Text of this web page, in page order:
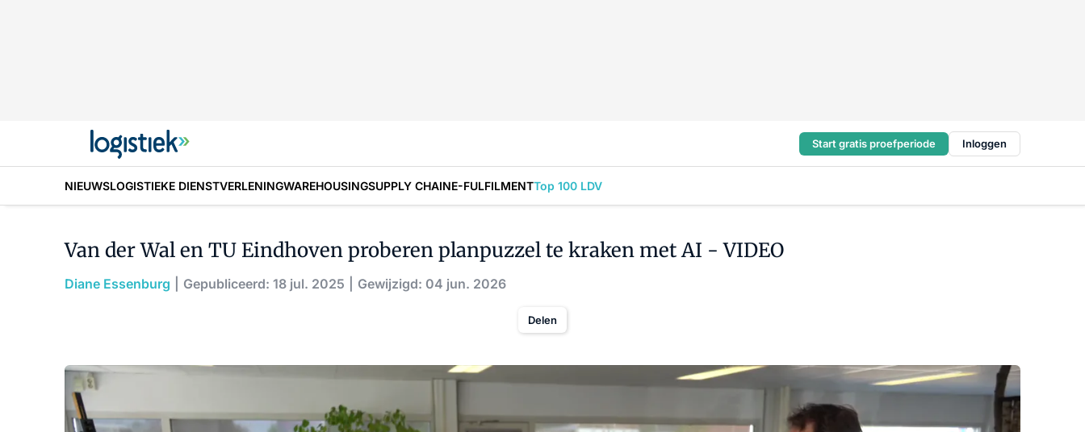
Start gratis proefperiode Inloggen
NIEUWSLOGISTIEKE DIENSTVERLENINGWAREHOUSINGSUPPLY CHAINE-FULFILMENTTop 100 LDV
Van der Wal en TU Eindhoven proberen planpuzzel te kraken met AI - VIDEO
Diane Essenburg Gepubliceerd: 18 jul. 2025 Gewijzigd: 04 jun. 2026
Delen